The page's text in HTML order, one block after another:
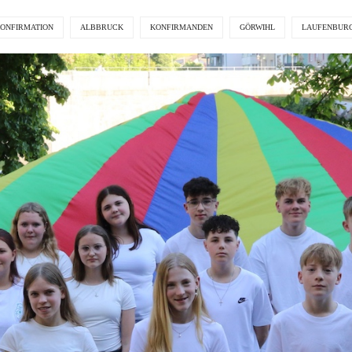
ALBBRUCK KONFIRMANDEN GÖRWIHL